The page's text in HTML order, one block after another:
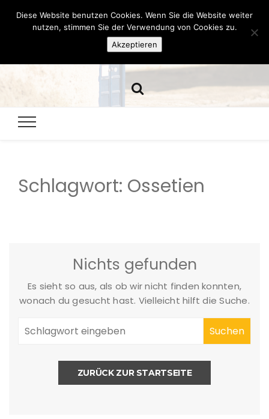
Hazamelistan
Schlagwort: Ossetien
Nichts gefunden
Es sieht so aus, als ob wir nicht finden konnten,
wonach du gesucht hast. Vielleicht hilft die Suche.
ZURÜCK ZUR STARTSEITE
Diese Website benutzen Cookies. Wenn Sie die Website weiter
nutzen, stimmen Sie der Verwendung von Cookies zu.
Akzeptieren